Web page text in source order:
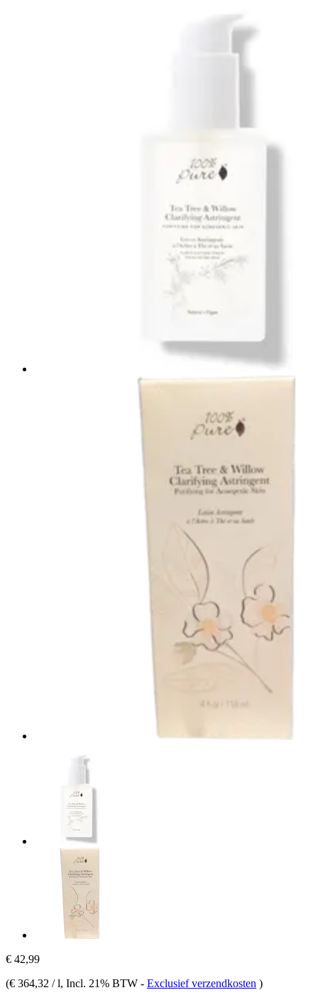
€ 42,99
(€ 364,32 / l, Incl. 21% BTW - Exclusief verzendkosten )